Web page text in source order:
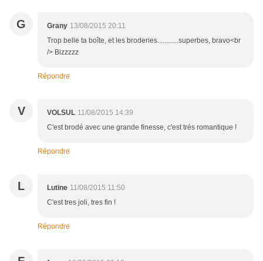
G Grany 13/08/2015 20:11
Trop belle ta boîte, et les broderies............superbes, bravo<br
/> Bizzzzz
Répondre
V VOLSUL 11/08/2015 14:39
C'est brodé avec une grande finesse, c'est trés romantique !
Répondre
L Lutine 11/08/2015 11:50
C'est tres joli, tres fin !
Répondre